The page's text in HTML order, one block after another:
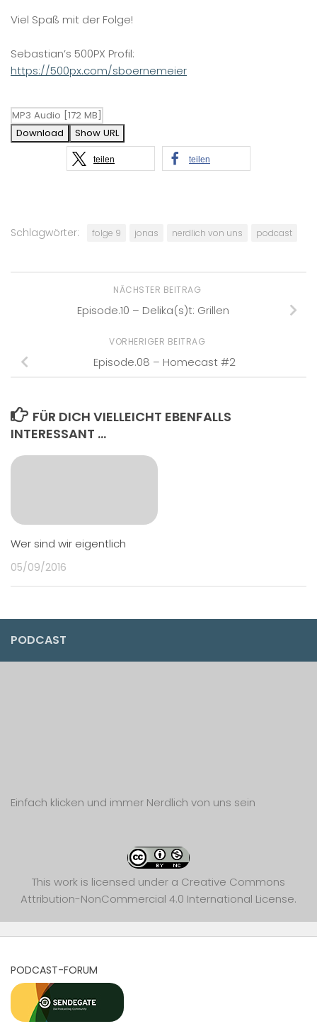
Viel Spaß mit der Folge!
Sebastian’s 500PX Profil:
https://500px.com/sboernemeier
Download Show URL
teilen teilen
Schlagwörter: folge 9 jonas nerdlich von uns podcast
NÄCHSTER BEITRAG
Episode.10 – Delika(s)t: Grillen
VORHERIGER BEITRAG
Episode.08 – Homecast #2
FÜR DICH VIELLEICHT EBENFALLS
INTERESSANT …
Wer sind wir eigentlich
05/09/2016
PODCAST
Einfach klicken und immer Nerdlich von uns sein
This work is licensed under a Creative Commons
Attribution-NonCommercial 4.0 International License.
PODCAST-FORUM